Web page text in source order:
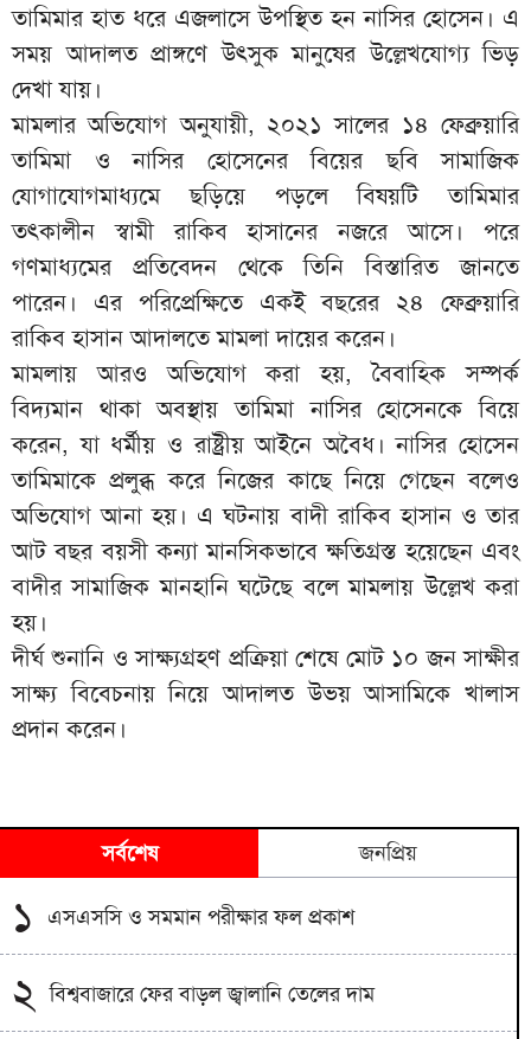
তামিমার হাত ধরে এজলাসে উপস্থিত হন নাসির হোসেন। এ
সময় আদালত প্রাঙ্গণে উৎসুক মানুষের উল্লেখযোগ্য ভিড়
দেখা যায়।
মামলার অভিযোগ অনুযায়ী, ২০২১ সালের ১৪ ফেব্রুয়ারি
তামিমা ও নাসির হোসেনের বিয়ের ছবি সামাজিক
যোগাযোগমাধ্যমে ছড়িয়ে পড়লে বিষয়টি তামিমার
তৎকালীন স্বামী রাকিব হাসানের নজরে আসে। পরে
গণমাধ্যমের প্রতিবেদন থেকে তিনি বিস্তারিত জানতে
পারেন। এর পরিপ্রেক্ষিতে একই বছরের ২৪ ফেব্রুয়ারি
রাকিব হাসান আদালতে মামলা দায়ের করেন।
মামলায় আরও অভিযোগ করা হয়, বৈবাহিক সম্পর্ক
বিদ্যমান থাকা অবস্থায় তামিমা নাসির হোসেনকে বিয়ে
করেন, যা ধর্মীয় ও রাষ্ট্রীয় আইনে অবৈধ। নাসির হোসেন
তামিমাকে প্রলুব্ধ করে নিজের কাছে নিয়ে গেছেন বলেও
অভিযোগ আনা হয়। এ ঘটনায় বাদী রাকিব হাসান ও তার
আট বছর বয়সী কন্যা মানসিকভাবে ক্ষতিগ্রস্ত হয়েছেন এবং
বাদীর সামাজিক মানহানি ঘটেছে বলে মামলায় উল্লেখ করা
হয়।
দীর্ঘ শুনানি ও সাক্ষ্যগ্রহণ প্রক্রিয়া শেষে মোট ১০ জন সাক্ষীর
সাক্ষ্য বিবেচনায় নিয়ে আদালত উভয় আসামিকে খালাস
প্রদান করেন।
সর্বশেষ জনপ্রিয়
১ এসএসসি ও সমমান পরীক্ষার ফল প্রকাশ
২ বিশ্ববাজারে ফের বাড়ল জ্বালানি তেলের দাম